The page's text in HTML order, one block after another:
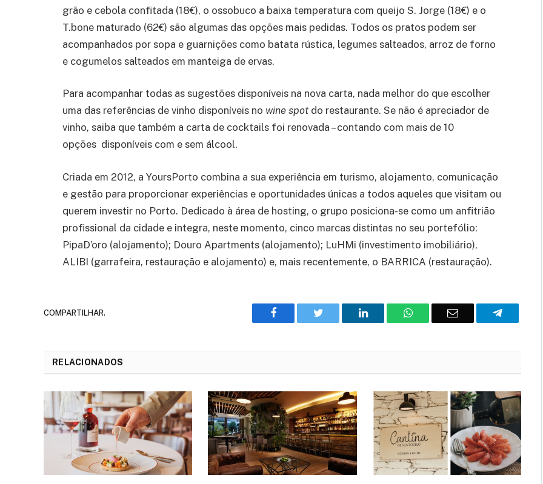
grão e cebola confitada (18€), o ossobuco a baixa temperatura com queijo S. Jorge (18€) e o
T.bone maturado (62€) são algumas das opções mais pedidas. Todos os pratos podem ser
acompanhados por sopa e guarnições como batata rústica, legumes salteados, arroz de forno
e cogumelos salteados em manteiga de ervas.
Para acompanhar todas as sugestões disponíveis na nova carta, nada melhor do que escolher
uma das referências de vinho disponíveis no wine spot do restaurante. Se não é apreciador de
vinho, saiba que também a carta de cocktails foi renovada – contando com mais de 10
opções disponíveis com e sem álcool.
Criada em 2012, a YoursPorto combina a sua experiência em turismo, alojamento, comunicação
e gestão para proporcionar experiências e oportunidades únicas a todos aqueles que visitam ou
querem investir no Porto. Dedicado à área de hosting, o grupo posiciona-se como um anfitrião
profissional da cidade e integra, neste momento, cinco marcas distintas no seu portefólio:
PipaD’oro (alojamento); Douro Apartments (alojamento); LuHMi (investimento imobiliário),
ALIBI (garrafeira, restauração e alojamento) e, mais recentemente, o BARRICA (restauração).
COMPARTILHAR. Facebook Twitter
O
WhatsAppE-
Telegrama
RELACIONADOS